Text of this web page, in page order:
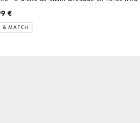
€
& MATCH